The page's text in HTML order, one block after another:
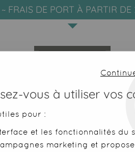
FRAIS DE PORT À PARTIR
DE PLAGE
vous à utiliser vos
pour :
et les fonctionnalités du
marketing et